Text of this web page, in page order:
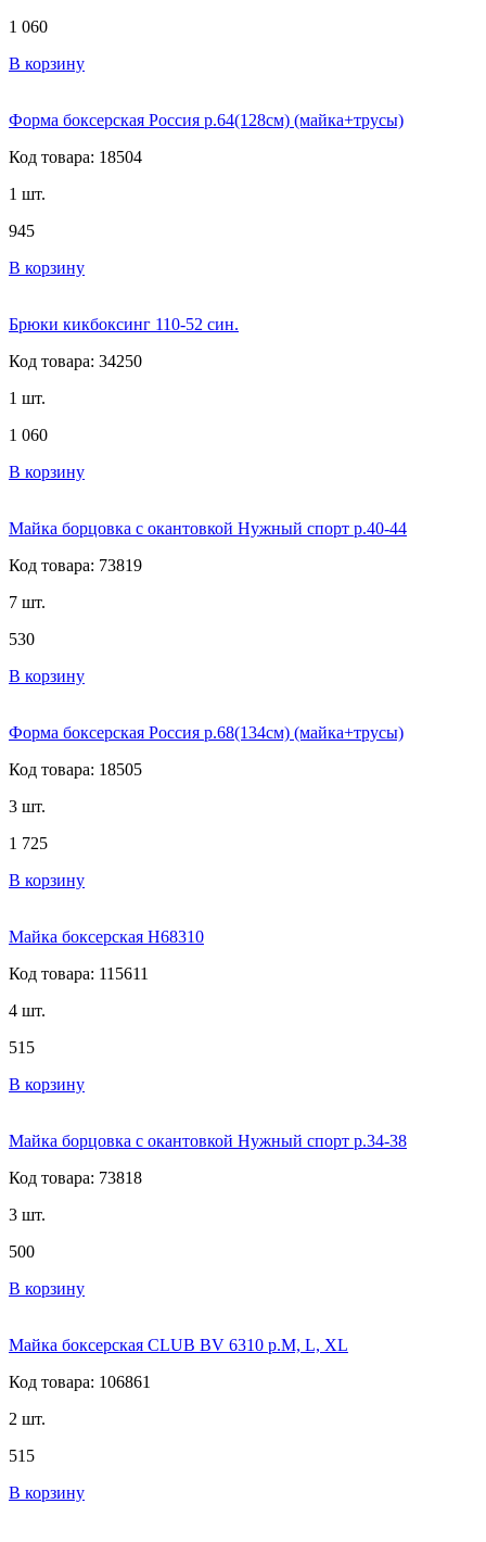
1 060
В корзину
Форма боксерская Россия р.64(128см) (майка+трусы)
Код товара: 18504
1 шт.
945
В корзину
Брюки кикбоксинг 110-52 син.
Код товара: 34250
1 шт.
1 060
В корзину
Майка борцовка с окантовкой Нужный спорт р.40-44
Код товара: 73819
7 шт.
530
В корзину
Форма боксерская Россия р.68(134см) (майка+трусы)
Код товара: 18505
3 шт.
1 725
В корзину
Майка боксерская Н68310
Код товара: 115611
4 шт.
515
В корзину
Майка борцовка с окантовкой Нужный спорт р.34-38
Код товара: 73818
3 шт.
500
В корзину
Майка боксерская CLUB BV 6310 р.M, L, XL
Код товара: 106861
2 шт.
515
В корзину